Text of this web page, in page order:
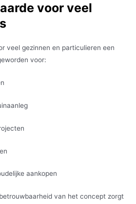
voor veel
veel gezinnen en particulieren een
voor:
aankopen
van het concept zorgt